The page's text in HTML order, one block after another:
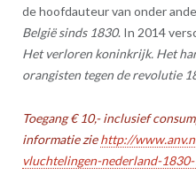
de hoofdauteur van onder
België sinds 1830. In 2014
Het verloren koninkrijk. Het
orangisten tegen de revolutie
Toegang € 10,- inclusief
informatie ziehttp://
vluchtelingen-nederland-